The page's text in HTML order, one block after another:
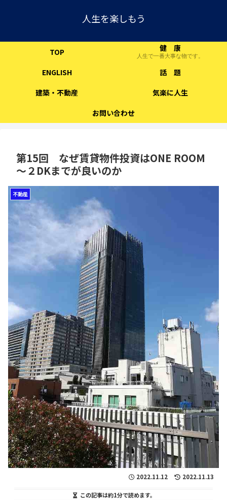
人生を楽しもう
TOP 健 康
人生で一番大事な物です。
ENGLISH
話 題
建築・不動産
気楽に人生
お問い合わせ
第15回 なぜ賃貸物件投資はONE ROOM
～２DKまでが良いのか
不動産
2022.11.12 2022.11.13
この記事は約1分で読めます。